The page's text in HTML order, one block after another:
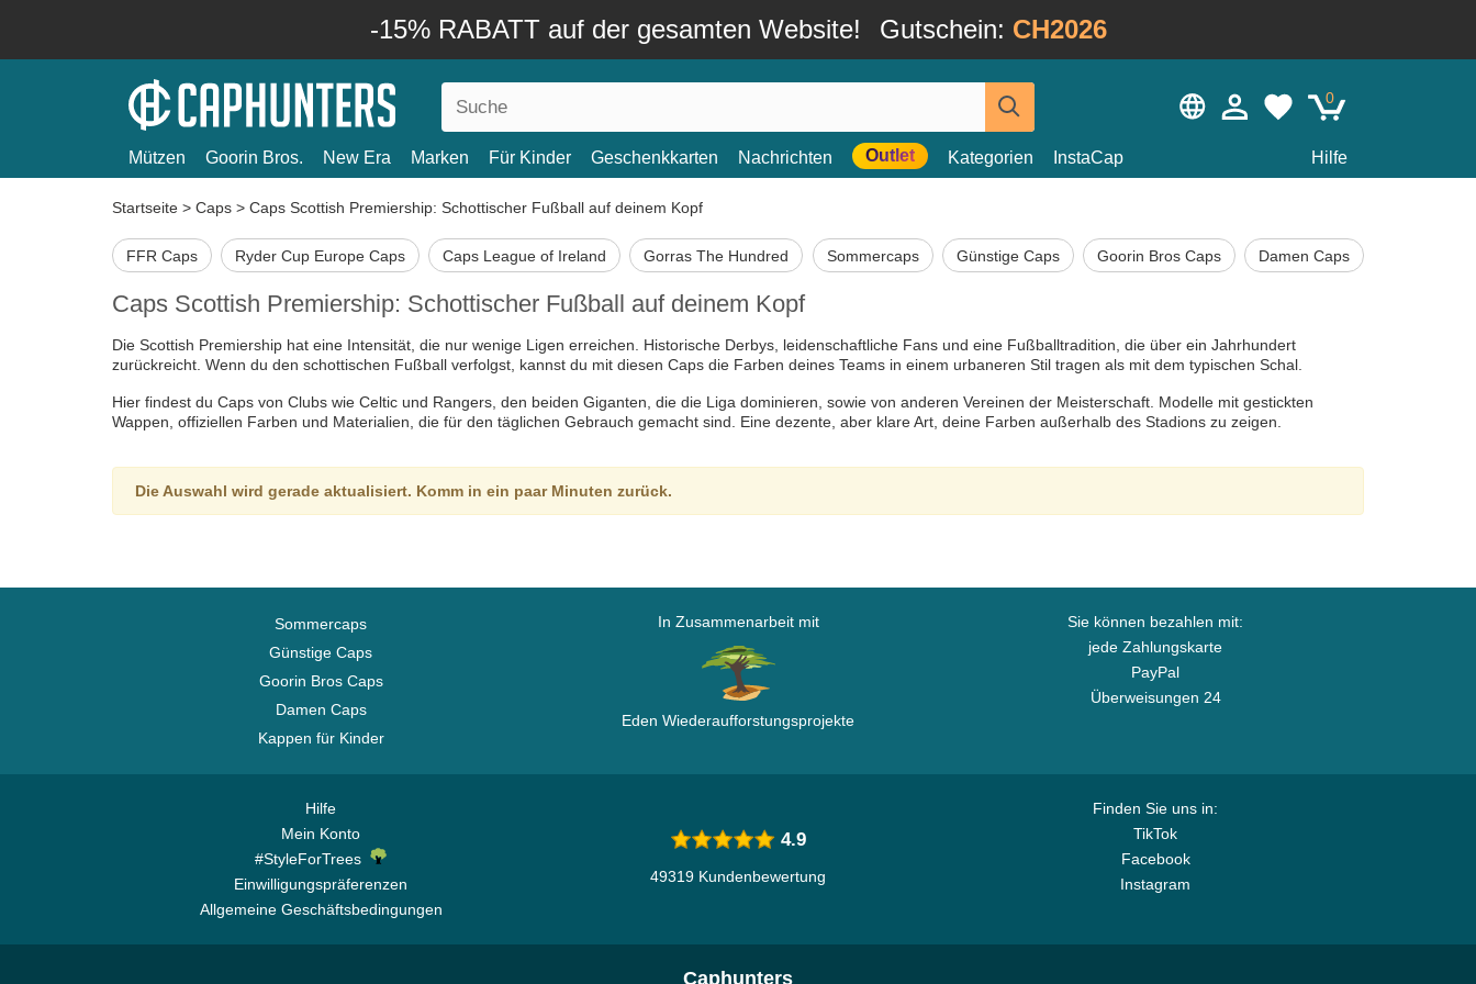
-15% RABATT auf der gesamten Website! Gutschein: CH2026
0
Mützen Goorin Bros. New Era Marken Für Kinder Geschenkkarten Nachrichten Outlet Kategorien InstaCap Hilfe
Startseite > Caps > Caps Scottish Premiership: Schottischer Fußball auf deinem Kopf
FFR Caps Ryder Cup Europe Caps Caps League of Ireland Gorras The Hundred Sommercaps Günstige Caps Goorin Bros Caps Damen Caps
Caps Scottish Premiership: Schottischer Fußball auf deinem Kopf
Die Scottish Premiership hat eine Intensität, die nur wenige Ligen erreichen. Historische Derbys, leidenschaftliche Fans und eine Fußballtradition, die über ein Jahrhundert
zurückreicht. Wenn du den schottischen Fußball verfolgst, kannst du mit diesen Caps die Farben deines Teams in einem urbaneren Stil tragen als mit dem typischen Schal.
Hier findest du Caps von Clubs wie Celtic und Rangers, den beiden Giganten, die die Liga dominieren, sowie von anderen Vereinen der Meisterschaft. Modelle mit gestickten
Wappen, offiziellen Farben und Materialien, die für den täglichen Gebrauch gemacht sind. Eine dezente, aber klare Art, deine Farben außerhalb des Stadions zu zeigen.
Die Auswahl wird gerade aktualisiert. Komm in ein paar Minuten zurück.
Sommercaps
Günstige Caps
Goorin Bros Caps
Damen Caps
Kappen für Kinder
In Zusammenarbeit mit
Eden Wiederaufforstungsprojekte
Sie können bezahlen mit:
jede Zahlungskarte
PayPal
Überweisungen 24
Hilfe
Mein Konto
#StyleForTrees
Einwilligungspräferenzen
Allgemeine Geschäftsbedingungen
Finden Sie uns in:
TikTok
Facebook
Instagram
4.9
49319 Kundenbewertung
Caphunters